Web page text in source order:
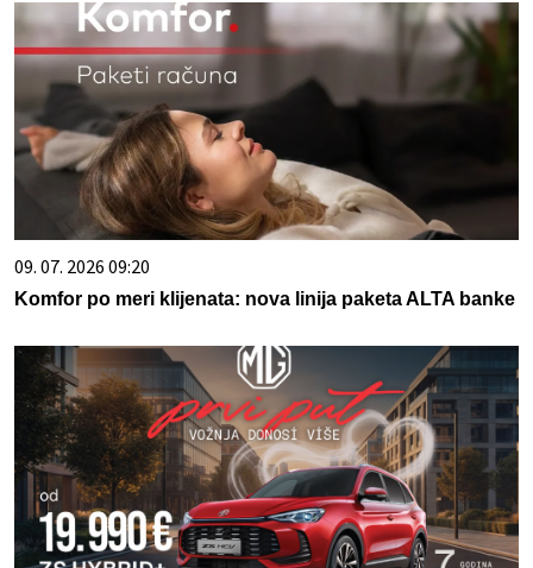
09. 07. 2026 09:20
Komfor po meri klijenata: nova linija paketa ALTA banke